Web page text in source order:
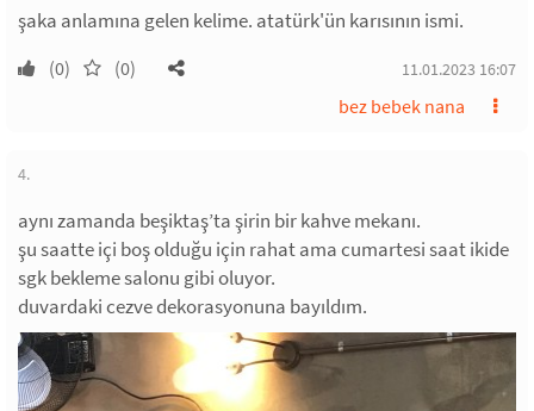
şaka anlamına gelen kelime. atatürk'ün karısının ismi.
(0) (0) 11.01.2023 16:07
bez bebek nana
4.
aynı zamanda beşiktaş’ta şirin bir kahve mekanı.
şu saatte içi boş olduğu için rahat ama cumartesi saat ikide
sgk bekleme salonu gibi oluyor.
duvardaki cezve dekorasyonuna bayıldım.